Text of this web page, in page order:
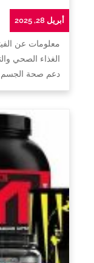
أبريل 28, 2025
معلومات عن
الغذاء الصحي
دعم صحة الجسم